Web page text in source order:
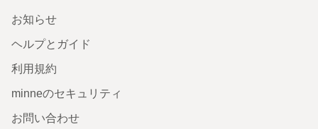
お知らせ
ヘルプとガイド
利用規約
minneのセキュリティ
お問い合わせ